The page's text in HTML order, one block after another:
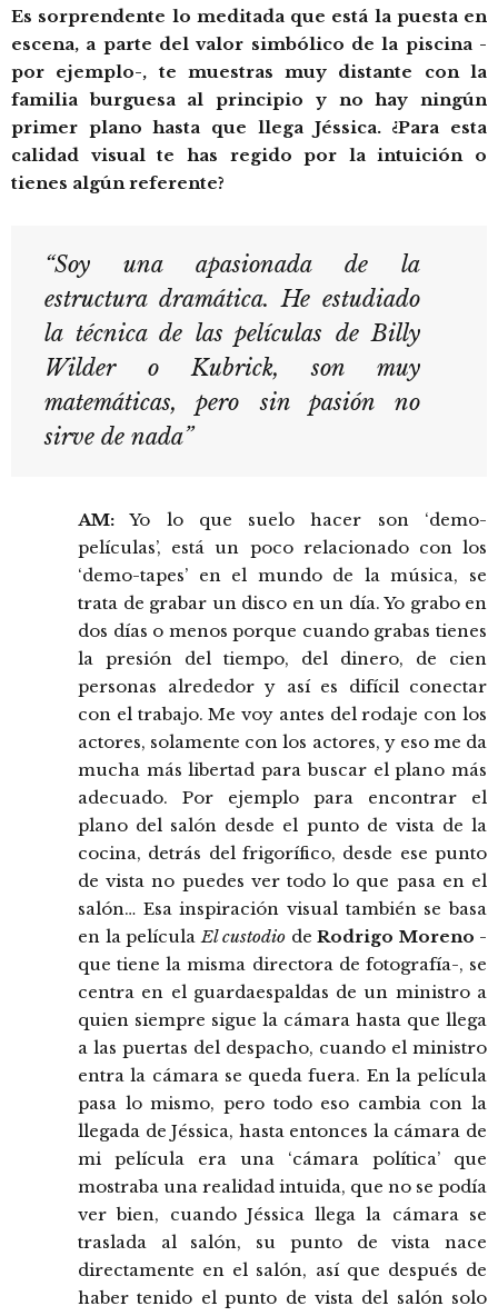
Es sorprendente lo meditada que está la puesta en
escena, a parte del valor simbólico de la piscina -
por ejemplo-, te muestras muy distante con la
familia burguesa al principio y no hay ningún
primer plano hasta que llega Jéssica. ¿Para esta
calidad visual te has regido por la intuición o
tienes algún referente?
“Soy una apasionada de la
estructura dramática. He estudiado
la técnica de las películas de Billy
Wilder o Kubrick, son muy
matemáticas, pero sin pasión no
sirve de nada”
AM: Yo lo que suelo hacer son ‘demo-
películas’, está un poco relacionado con los
‘demo-tapes’ en el mundo de la música, se
trata de grabar un disco en un día. Yo grabo en
dos días o menos porque cuando grabas tienes
la presión del tiempo, del dinero, de cien
personas alrededor y así es difícil conectar
con el trabajo. Me voy antes del rodaje con los
actores, solamente con los actores, y eso me da
mucha más libertad para buscar el plano más
adecuado. Por ejemplo para encontrar el
plano del salón desde el punto de vista de la
cocina, detrás del frigorífico, desde ese punto
de vista no puedes ver todo lo que pasa en el
salón… Esa inspiración visual también se basa
en la películaEl custodio de Rodrigo Moreno -
que tiene la misma directora de fotografía-, se
centra en el guardaespaldas de un ministro a
quien siempre sigue la cámara hasta que llega
a las puertas del despacho, cuando el ministro
entra la cámara se queda fuera. En la película
pasa lo mismo, pero todo eso cambia con la
llegada de Jéssica, hasta entonces la cámara de
mi película era una ‘cámara política’ que
mostraba una realidad intuida, que no se podía
ver bien, cuando Jéssica llega la cámara se
traslada al salón, su punto de vista nace
directamente en el salón, así que después de
haber tenido el punto de vista del salón solo